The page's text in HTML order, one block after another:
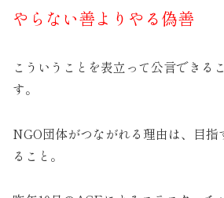
やらない善よりやる偽善
こういうことを表立って公言できる
す。
NGO団体がつながれる理由は、目指
ること。